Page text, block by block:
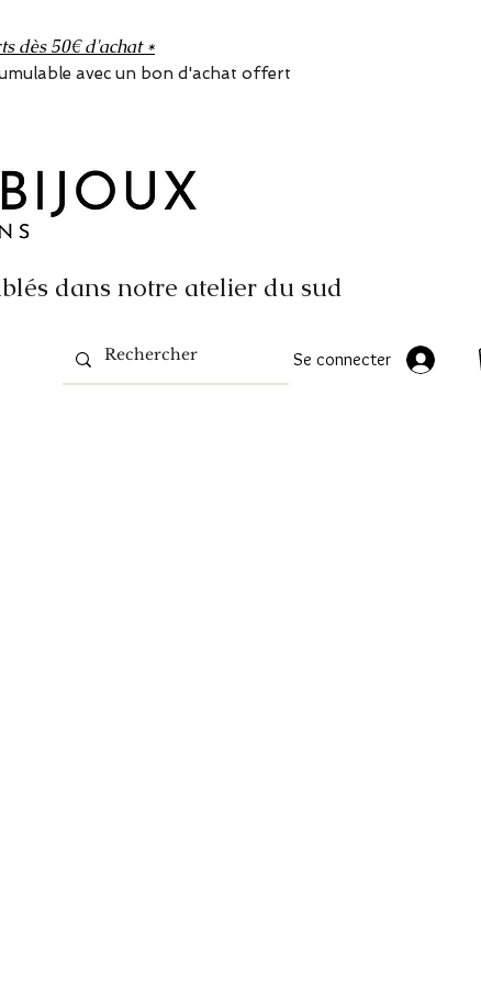
dès 50€ d'achat *
avec un bon d'achat offert
dans notre atelier du sud
Se connecter